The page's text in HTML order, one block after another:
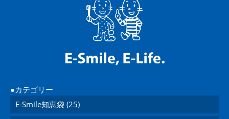
カテゴリー
E-Smile知恵袋 (25)